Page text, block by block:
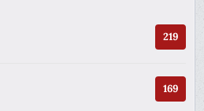
219
169